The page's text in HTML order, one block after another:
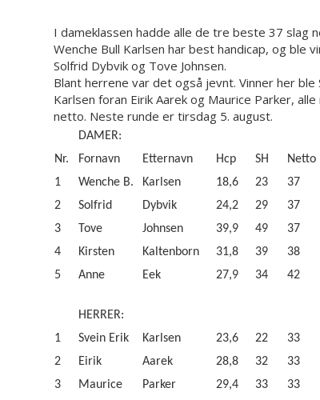
I dameklassen hadde alle de tre beste 37 slag
Wenche Bull Karlsen har best handicap, og ble
Solfrid Dybvik og Tove Johnsen.
Blant herrene var det også jevnt. Vinner her ble
Karlsen foran Eirik Aarek og Maurice Parker,
netto. Neste runde er tirsdag 5. august.
DAMER:
Nr.
Fornavn Etternavn Hcp SH
Netto
1
Wenche B. Karlsen 18,6 23
37
2
Solfrid Dybvik 24,2 29
37
3
Tove Johnsen 39,9 49
37
4
Kirsten Kaltenborn 31,8 39
38
5
Anne Eek 27,9 34 42
HERRER:
1
Svein Erik Karlsen 23,6 22
33
2
Eirik Aarek 28,8 32
33
3
Maurice Parker 29,4 33
33